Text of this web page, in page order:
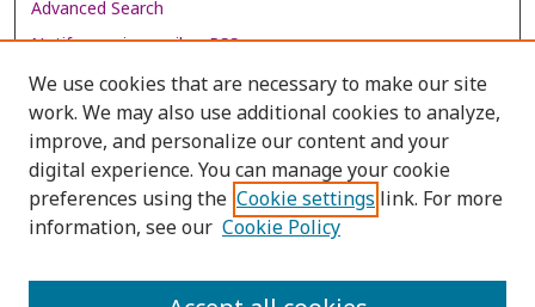
Advanced Search
Notify me via email orRSS
Browse
Collections
Disciplines
Authors
We use cookies that are necessary to make our site
work. We may also use additional cookies to analyze,
improve, and personalize our content and your
digital experience. You can manage your cookie
preferences using the Cookie settings link. For more
information, see our Cookie Policy